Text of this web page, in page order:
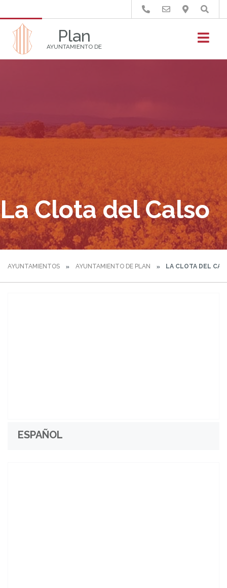
Plan
AYUNTAMIENTO DE
Buscar
La Clota del Calso
AYUNTAMIENTOS AYUNTAMIENTO DE PLAN LA CLOTA DEL
ESPAÑOL